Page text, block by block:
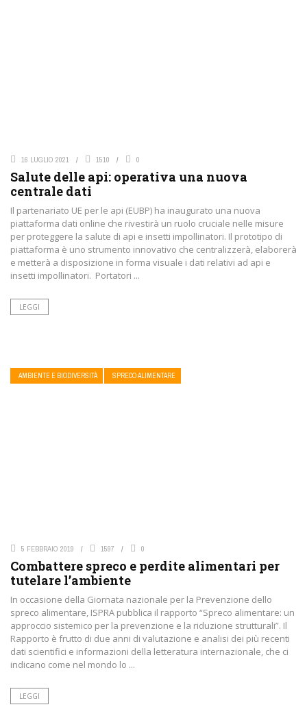
16 LUGLIO 2021 1510 0
Salute delle api: operativa una nuova
centrale dati
Il partenariato UE per le api (EUBP) ha inaugurato una nuova
piattaforma dati online che rivestirà un ruolo cruciale nelle misure
per proteggere la salute di api e insetti impollinatori. Il prototipo di
piattaforma è uno strumento innovativo che centralizzerà, elaborerà
e metterà a disposizione in forma visuale i dati relativi ad api e
insetti impollinatori. Portatori ...
LEGGI
AMBIENTE E BIODIVERSITÀ SPRECO ALIMENTARE
5 FEBBRAIO 2019 1597 0
Combattere spreco e perdite alimentari per
tutelare l’ambiente
In occasione della Giornata nazionale per la Prevenzione dello
spreco alimentare, ISPRA pubblica il rapporto “Spreco alimentare: un
approccio sistemico per la prevenzione e la riduzione strutturali”. Il
Rapporto è frutto di due anni di valutazione e analisi dei più recenti
dati scientifici e informazioni della letteratura internazionale, che ci
indicano come nel mondo lo ...
LEGGI